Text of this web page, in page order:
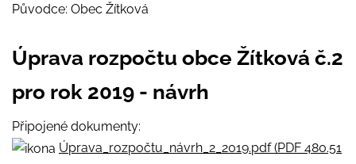
Původce: Obec Žítková
Úprava rozpočtu obce Žítková č.2
pro rok 2019 - návrh
Připojené dokumenty:
Úprava_rozpočtu_návrh_2_2019.pdf (PDF 480.51